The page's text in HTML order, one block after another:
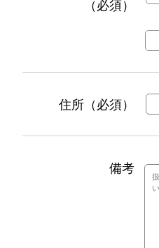
（必須）
住所（必須）
備考